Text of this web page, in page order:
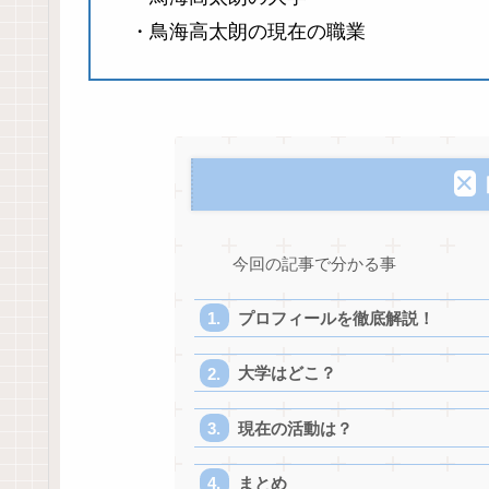
・鳥海高太朗の現在の職業
今回の記事で分かる事
プロフィールを徹底解説！
大学はどこ？
現在の活動は？
まとめ